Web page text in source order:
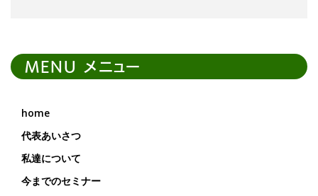
MENU メニュー
home
代表あいさつ
私達について
今までのセミナー